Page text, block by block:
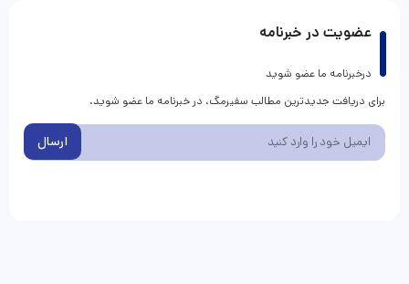
عضویت در خبرنامه
درخبرنامه ما عضو شوید
برای دریافت جدیدترین مطالب سفیرمگ، در خبرنامه ما عضو شوید.
ارسال